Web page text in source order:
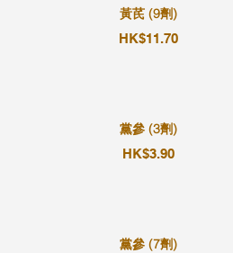
黃芪 (9劑)
HK$11.70
黨參 (3劑)
HK$3.90
黨參 (7劑)